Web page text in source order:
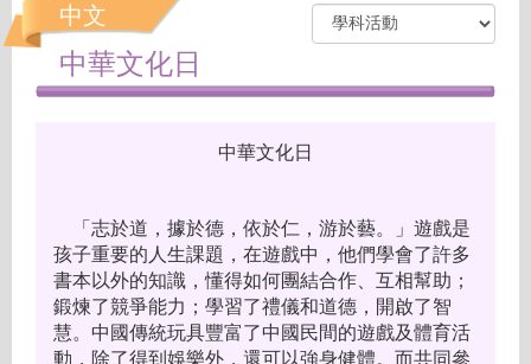
學校刊物
聯絡本校
中文
中華文化日
中華文化日
「志於道，據於德，依於仁，游於藝。」遊戲是
孩子重要的人生課題，在遊戲中，他們學會了許多
書本以外的知識，懂得如何團結合作、互相幫助；
鍛煉了競爭能力；學習了禮儀和道德，開啟了智
慧。中國傳統玩具豐富了中國民間的遊戲及體育活
動，除了得到娛樂外，還可以強身健體。而共同參